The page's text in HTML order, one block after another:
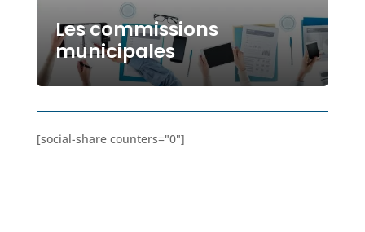
Les commissions
municipales
[social-share counters="0"]